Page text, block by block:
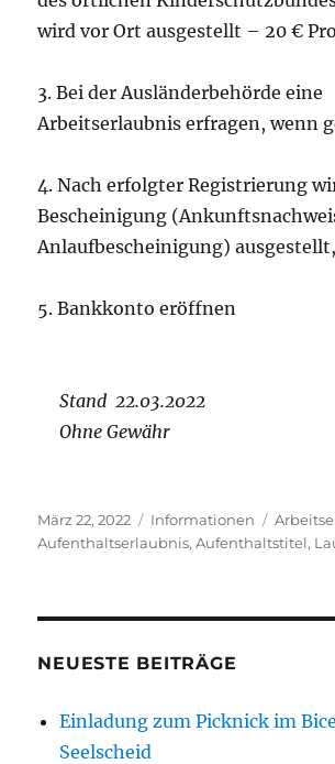
wird vor Ort ausgestellt – 20 €
3. Bei der Ausländerbehörde eine
Arbeitserlaubnis erfragen, wenn
4. Nach erfolgter Registrierung
Bescheinigung
Anlaufbescheinigung) ausgestellt,
5. Bankkonto eröffnen
Stand 22.03.2022
Ohne Gewähr
Veröffentlicht
am
März 22, 2022 Kategorien
Informationen
Aufenthaltserlaubnis,Aufenthaltstitel,
NEUESTE BEITRÄGE
Einladung zum Picknick im
Seelscheid